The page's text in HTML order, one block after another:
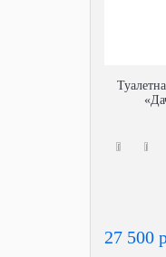
27 500